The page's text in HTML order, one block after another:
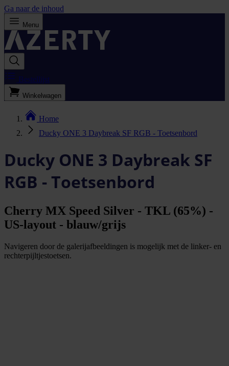
Ga naar de inhoud
Menu
Bestellijst
Winkelwagen
Home
Ducky ONE 3 Daybreak SF RGB - Toetsenbord
Ducky ONE 3 Daybreak SF
RGB - Toetsenbord
Cherry MX Speed Silver - TKL (65%) -
US-layout - blauw/grijs
Navigeren door de galerijafbeeldingen is mogelijk met de linker- en
rechterpijltjestoetsen.